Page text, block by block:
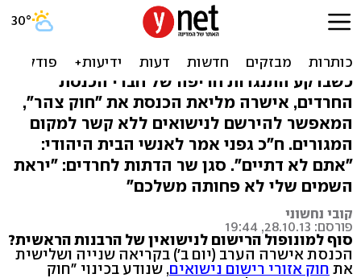
אושר: אפשר להירשם
לנישואים בכל מקום
כשברקע התנגדות חריפה של חברי הכנסת
החרדים, אישרה מליאת הכנסת את "חוק צהר",
המאפשר להירשם לנישואים ללא קשר למקום
המגורים. ח"כ גפני אמר לאנשי הבית היהודי:
"אתם לא דתיים". סגן שר הדתות לחרדים: "יראת
השמים שלי לא פחותה משלכם"
קובי נחשוני
פורסם: 28.10.13, 19:44
סוף למונופול הרישום לנישואין של הרבנות הראשית?
הכנסת אישרה הערב (יום ב') בקריאה שנייה ושלישית
את חוק אזורי רישום נישואים, שנודע בכינוי "חוק